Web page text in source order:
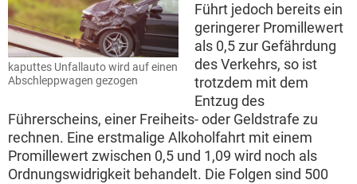
kaputtes Unfallauto wird auf einen
Abschleppwagen gezogen
Führt jedoch bereits ein
geringerer Promillewert
als 0,5 zur Gefährdung
des Verkehrs, so ist
trotzdem mit dem
Entzug des
Führerscheins, einer Freiheits- oder Geldstrafe zu
rechnen. Eine erstmalige Alkoholfahrt mit einem
Promillewert zwischen 0,5 und 1,09 wird noch als
Ordnungswidrigkeit behandelt. Die Folgen sind 500